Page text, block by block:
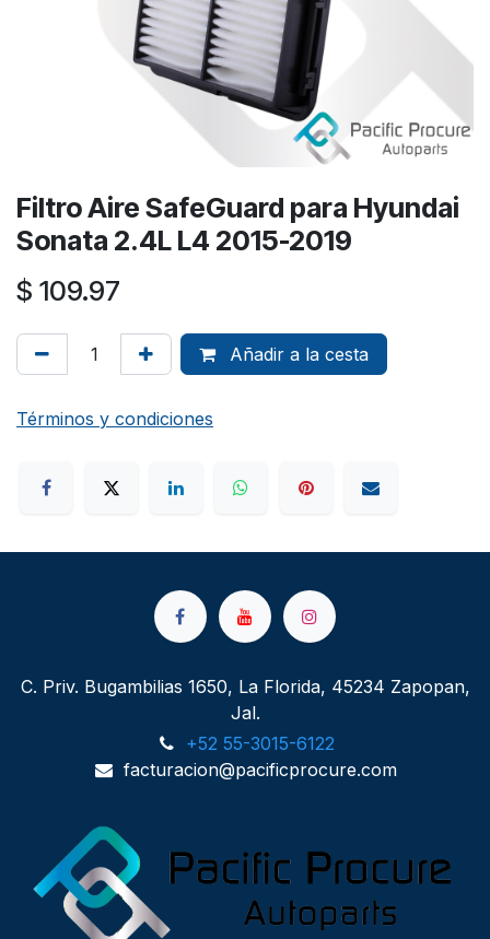
Filtro Aire SafeGuard para Hyundai
Sonata 2.4L L4 2015-2019
$ 109.97
Añadir a la cesta
Términos y condiciones
C. Priv. Bugambilias 1650, La Florida, 45234 Zapopan,
Jal.
+52 55-3015-6122
facturacion@pacificprocure.com